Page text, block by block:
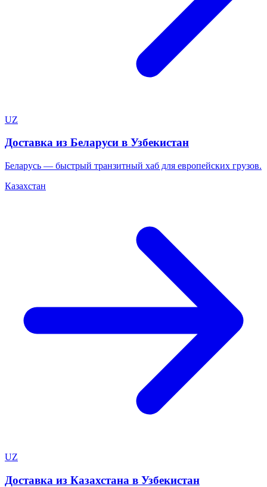
UZ
Доставка из Беларуси в Узбекистан
Беларусь — быстрый транзитный хаб для европейских грузов.
Казахстан
UZ
Доставка из Казахстана в Узбекистан